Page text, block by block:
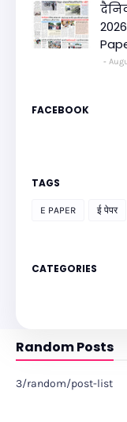
FACEBOOK
TAGS
E PAPER ई पेपर
CATEGORIES
Random Posts
3/random/post-list